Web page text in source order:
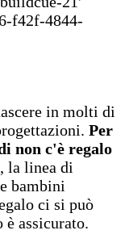
f42f-4844-
in molti di
Per
non c'è regalo
, la linea di
bambini
ci si può
è assicurato.